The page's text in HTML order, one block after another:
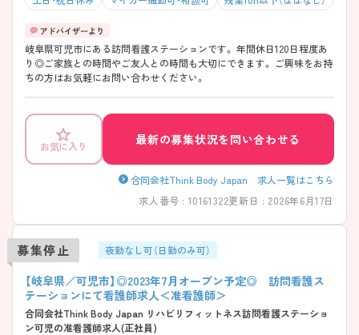
岐阜県可児市にある訪問看護ステーションです。 年間休日120日程度あ
り◎ご家族との時間やご友人との時間も大切にできます。 ご興味をお持
ちの方はお気軽にお問い合わせください。
お気に入り 最新の募集状況を問い合わせる
合同会社Think Body Japan 求人一覧はこちら
求人番号 : 10161322更新日 : 2026年6月17日
募集停止 夜勤なし可（日勤のみ可）
【岐阜県／可児市】◎2023年7月オープン予定◎ 訪問看護ス
テーションにて看護師求人＜准看護師＞
合同会社Think Body Japan リハビリフィットネス訪問看護ステーショ
ン可児の准看護師求人(正社員)